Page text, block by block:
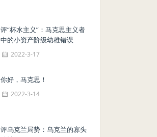
评“杯水主义”：马克思主义者
中的小资产阶级幼稚错误
2022-3-17
你好，马克思！
2022-3-14
评乌克兰局势：乌克兰的寡头